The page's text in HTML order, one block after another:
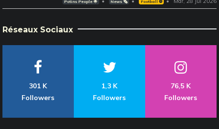
Potins People 🌟 News 🗞️ Football ⚽️
Réseaux Sociaux
301 K
Followers
1,3 K
Followers
76,5 K
Followers